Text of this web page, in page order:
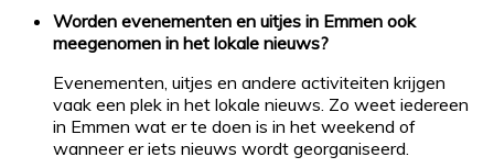
Worden evenementen en uitjes in Emmen ook
meegenomen in het lokale nieuws?
Evenementen, uitjes en andere activiteiten krijgen
vaak een plek in het lokale nieuws. Zo weet iedereen
in Emmen wat er te doen is in het weekend of
wanneer er iets nieuws wordt georganiseerd.